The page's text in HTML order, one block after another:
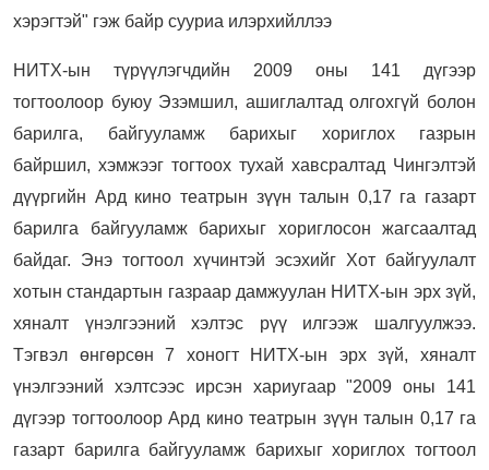
хэрэгтэй" гэж байр сууриа илэрхийллээ
НИТХ-ын түрүүлэгчдийн 2009 оны 141 дүгээр
тогтоолоор буюу Эзэмшил, ашиглалтад олгохгүй болон
барилга, байгууламж барихыг хориглох газрын
байршил, хэмжээг тогтоох тухай хавсралтад Чингэлтэй
дүүргийн Ард кино театрын зүүн талын 0,17 га газарт
барилга байгууламж барихыг хориглосон жагсаалтад
байдаг. Энэ тогтоол хүчинтэй эсэхийг Хот байгуулалт
хотын стандартын газраар дамжуулан НИТХ-ын эрх зүй,
хяналт үнэлгээний хэлтэс рүү илгээж шалгуулжээ.
Тэгвэл өнгөрсөн 7 хоногт НИТХ-ын эрх зүй, хяналт
үнэлгээний хэлтсээс ирсэн хариугаар "2009 оны 141
дүгээр тогтоолоор Ард кино театрын зүүн талын 0,17 га
газарт барилга байгууламж барихыг хориглох тогтоол